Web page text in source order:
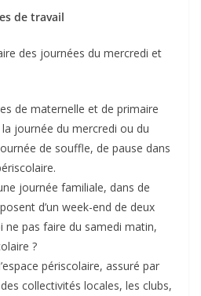
de travail
des journées du mercredi et
de maternelle et de primaire
journée du mercredi ou du
de souffle, de pause dans
journée familiale, dans de
d’un week-end de deux
ne pas faire du samedi matin,
?
périscolaire, assuré par
collectivités locales, les clubs,